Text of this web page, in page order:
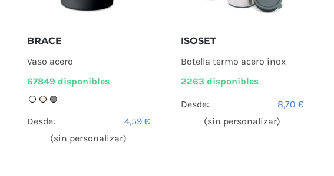
BRACE
Vaso acero
67849 disponibles
Desde: 4,59 €
(sin personalizar)
ISOSET
Botella termo acero inox
2263 disponibles
Desde: 8,70 €
(sin personalizar)